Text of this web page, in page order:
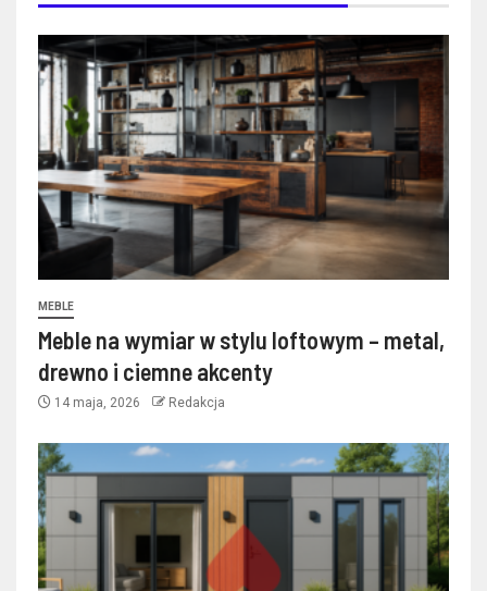
MEBLE
Meble na wymiar w stylu loftowym – metal,
drewno i ciemne akcenty
14 maja, 2026 Redakcja